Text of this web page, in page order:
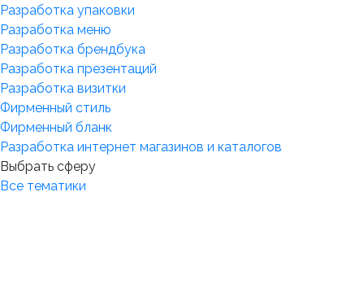
Разработка упаковки
Разработка меню
Разработка брендбука
Разработка презентаций
Разработка визитки
Фирменный стиль
Фирменный бланк
Разработка интернет магазинов и каталогов
Выбрать сферу
Все тематики